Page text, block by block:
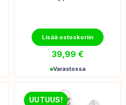
Lisää ostoskoriin
39,99 €
Varastossa
UUTUUS!